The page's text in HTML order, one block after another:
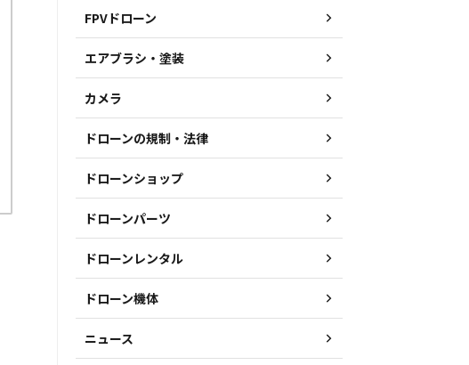
FPVドローン
エアブラシ・塗装
カメラ
ドローンの規制・法律
ドローンショップ
ドローンパーツ
ドローンレンタル
ドローン機体
ニュース